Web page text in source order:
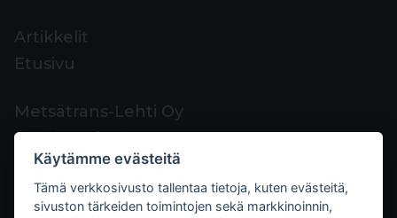
Artikkelit
Etusivu
Metsätrans-Lehti Oy
Asiakaspalvelu
Yhteystiedot
Palaute
Käytämme evästeitä
Tämä verkkosivusto tallentaa tietoja, kuten evästeitä,
sivuston tärkeiden toimintojen sekä markkinoinnin,